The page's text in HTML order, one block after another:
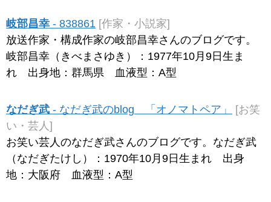
岐部昌幸 - 838861 [作家・小説家]
放送作家・構成作家の岐部昌幸さんのブログです。
岐部昌幸（きべまさゆき）：1977年10月9日生ま
れ 出身地：群馬県 血液型：A型
なだぎ武 - なだぎ武のblog 「オノマトペア」
[お笑
い・芸人]
お笑い芸人のなだぎ武さんのブログです。なだぎ武
（なだぎたけし）：1970年10月9日生まれ 出身
地：大阪府 血液型：A型